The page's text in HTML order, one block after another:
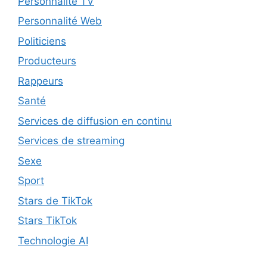
Personnalité Web
Politiciens
Producteurs
Rappeurs
Santé
Services de diffusion en continu
Services de streaming
Sexe
Sport
Stars de TikTok
Stars TikTok
Technologie AI